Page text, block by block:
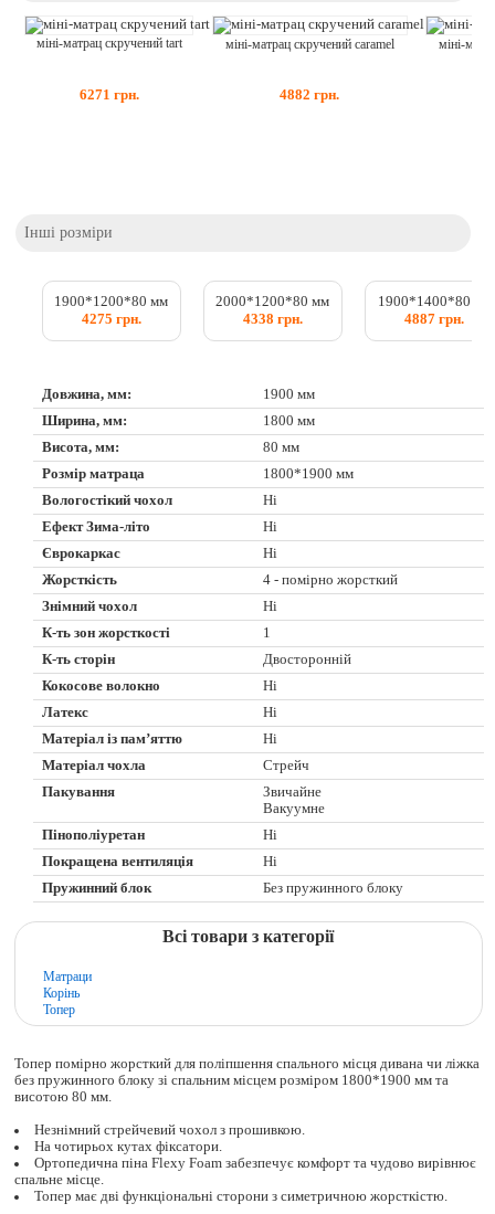
міні-матрац скручений tart
6271 грн.
міні-матрац скручений caramel
4882 грн.
міні-
Інші розміри
1900*1200*80 мм
4275 грн.
2000*1200*80 мм
4338 грн.
1900*1400*80 мм
4887 грн.
Довжина, мм:
1900 мм
Ширина, мм:
1800 мм
Висота, мм:
80 мм
Розмір матраца
1800*1900 мм
Вологостікий чохол
Ні
Ефект Зима-літо
Ні
Єврокаркас
Ні
Жорсткість
4 - помірно жорсткий
Знімний чохол
Ні
К-ть зон жорсткості
1
К-ть сторін
Двосторонній
Кокосове волокно
Ні
Латекс
Ні
Матеріал із пам’яттю
Ні
Матеріал чохла
Стрейч
Пакування
Звичайне
Вакуумне
Пінополіуретан
Ні
Покращена вентиляція
Ні
Пружинний блок
Без пружинного блоку
Всі товари з категорії
Матраци
Корінь
Топер
Топер помірно жорсткий для поліпшення спального місця дивана чи ліжка
без пружинного блоку зі спальним місцем розміром 1800*1900 мм та
висотою 80 мм.
Незнімний стрейчевий чохол з прошивкою.
На чотирьох кутах фіксатори.
Ортопедична піна Flexy Foam забезпечує комфорт та чудово вирівнює
спальне місце.
Топер має дві функціональні сторони з симетричною жорсткістю.